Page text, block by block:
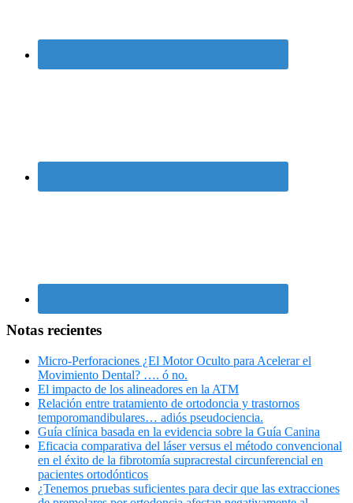
Notas recientes
Micro-Perforaciones ¿El Motor Oculto para Acelerar el
Movimiento Dental? …. ó no.
El impacto de los alineadores en la ATM
Relación entre tratamiento de ortodoncia y trastornos
temporomandibulares… adiós pseudociencia.
Guía clínica basada en la evidencia sobre la Guía Canina
Eficacia comparativa del láser versus el método convencional
en el éxito de la fibrotomía supracrestal circunferencial en
pacientes ortodónticos
¿Tenemos pruebas suficientes para decir que las extracciones